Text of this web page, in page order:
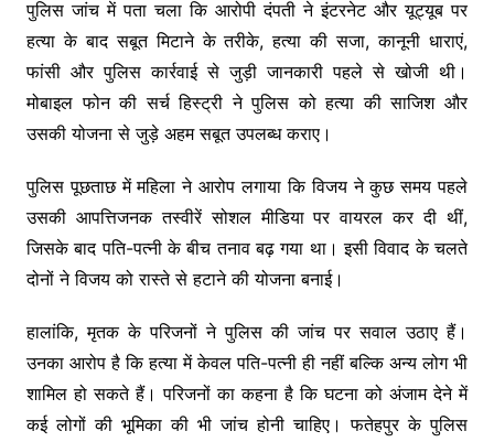
पुलिस जांच में पता चला कि आरोपी दंपती ने इंटरनेट और यूट्यूब पर
हत्या के बाद सबूत मिटाने के तरीके, हत्या की सजा, कानूनी धाराएं,
फांसी और पुलिस कार्रवाई से जुड़ी जानकारी पहले से खोजी थी।
मोबाइल फोन की सर्च हिस्ट्री ने पुलिस को हत्या की साजिश और
उसकी योजना से जुड़े अहम सबूत उपलब्ध कराए।
पुलिस पूछताछ में महिला ने आरोप लगाया कि विजय ने कुछ समय पहले
उसकी आपत्तिजनक तस्वीरें सोशल मीडिया पर वायरल कर दी थीं,
जिसके बाद पति-पत्नी के बीच तनाव बढ़ गया था। इसी विवाद के चलते
दोनों ने विजय को रास्ते से हटाने की योजना बनाई।
हालांकि, मृतक के परिजनों ने पुलिस की जांच पर सवाल उठाए हैं।
उनका आरोप है कि हत्या में केवल पति-पत्नी ही नहीं बल्कि अन्य लोग भी
शामिल हो सकते हैं। परिजनों का कहना है कि घटना को अंजाम देने में
कई लोगों की भूमिका की भी जांच होनी चाहिए। फतेहपुर के पुलिस